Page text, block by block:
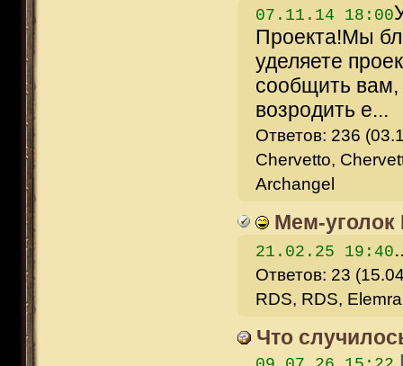
07.11.14 18:00
Проекта!Мы
уделяете
сообщить
возродить е...
Ответов: 236
Chervetto,
Archangel
Мем-
21.02.25 19:40
Ответов: 23
RDS, RDS,
Что